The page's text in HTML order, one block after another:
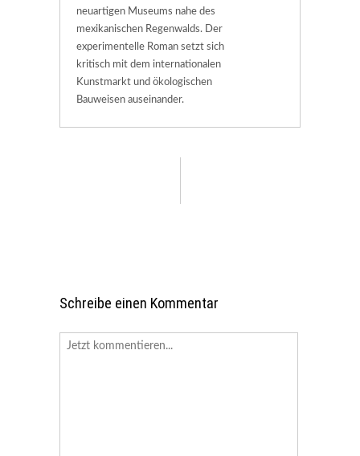
neuartigen Museums nahe des
mexikanischen Regenwalds. Der
experimentelle Roman setzt sich
kritisch mit dem internationalen
Kunstmarkt und ökologischen
Bauweisen auseinander.
Schreibe einen Kommentar